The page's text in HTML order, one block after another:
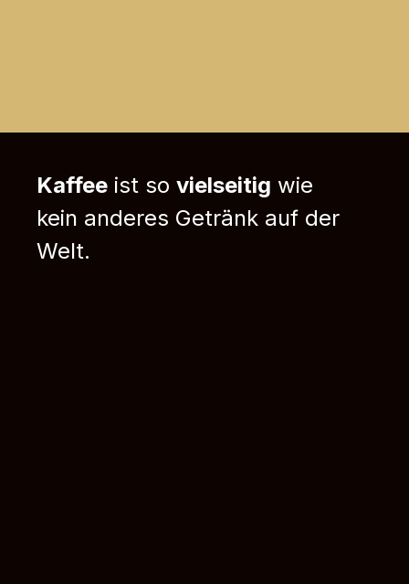
Kaffee ist so vielseitig wie
kein anderes Getränk auf der
Welt.